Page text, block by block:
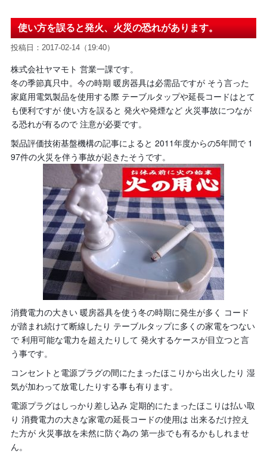
使い方を誤ると発火、火災の恐れがあります。
投稿日：2017-02-14（19:40）
株式会社ヤマモト 営業一課です。
冬の季節真只中。今の時期 暖房器具は必需品ですが そう言った
家庭用電気製品を使用する際 テーブルタップや延長コードはとて
も便利ですが 使い方を誤ると 発火や発煙など 火災事故につなが
る恐れが有るので 注意が必要です。
製品評価技術基盤機構の記事によると 2011年度からの5年間で 1
97件の火災を伴う事故が起きたそうです。
消費電力の大きい 暖房器具を使う冬の時期に発生が多く コード
が踏まれ続けて断線したり テーブルタップに多くの家電をつない
で 利用可能な電力を超えたりして 発火するケースが目立つと言
う事です。
コンセントと電源プラグの間にたまったほこりから出火したり 湿
気が加わって放電したりする事も有ります。
電源プラグはしっかり差し込み 定期的にたまったほこりは払い取
り 消費電力の大きな家電の延長コードの使用は 出来るだけ控え
た方が 火災事故を未然に防ぐ為の 第一歩でも有るかもしれませ
ん。